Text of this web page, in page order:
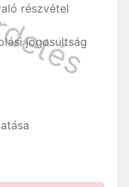
részvétel
jogosultság